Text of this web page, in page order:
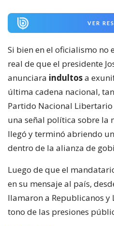
VER
Si bien en el oficialismo no
real de que el presidente
anunciara indultosa
última cadena nacional,
Partido Nacional Libertario
una señal política sobre la
llegó y terminó abriendo
dentro de la alianza de
Luego de que el
en su mensaje al país,
llamaron a Republicanos
tono de las presiones